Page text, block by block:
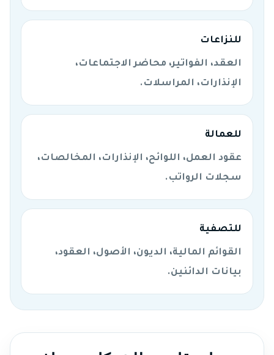
للنزاعات
العقد، الفواتير، محاضر الاجتماعات،
الإنذارات، المراسلات.
للعمالة
عقود العمل، اللوائح، الإنذارات، المخالصات،
سجلات الرواتب.
للتصفية
القوائم المالية، الديون، الأصول، العقود،
بيانات الدائنين.